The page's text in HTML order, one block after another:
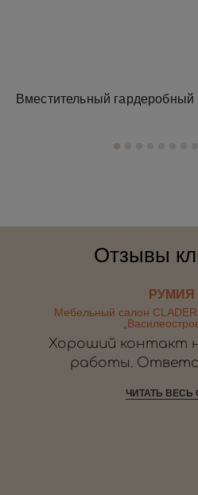
Вместительный
Отзывы
РУМИЯ
Мебельный салон
Хороший контакт
работы.
ЧИТАТЬ ВЕСЬ